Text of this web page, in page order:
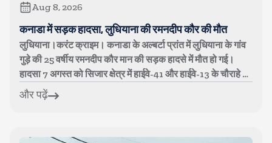
Aug 8, 2026
कनाडा में सड़क हादसा, लुधियाना की रमनदीप कौर की मौत
लुधियाना।करंट क्राइम। कनाडा के अल्बर्टा प्रांत में लुधियाना के गांव
गुड़े की 25 वर्षीय रमनदीप कौर मान की सड़क हादसे में मौत हो गई।
हादसा 7 अगस्त को सिजार क्षेत्र में हाईवे-41 और हाईवे-13 के चौराहे पर
...
और पढ़ें